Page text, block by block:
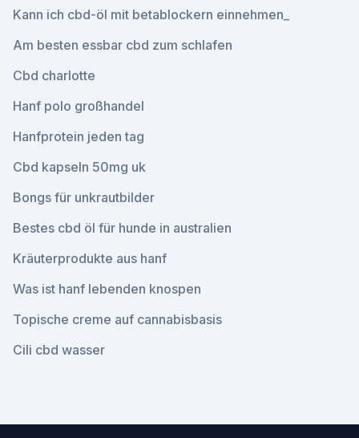
Kann ich cbd-öl mit betablockern einnehmen_
Am besten essbar cbd zum schlafen
Cbd charlotte
Hanf polo großhandel
Hanfprotein jeden tag
Cbd kapseln 50mg uk
Bongs für unkrautbilder
Bestes cbd öl für hunde in australien
Kräuterprodukte aus hanf
Was ist hanf lebenden knospen
Topische creme auf cannabisbasis
Cili cbd wasser